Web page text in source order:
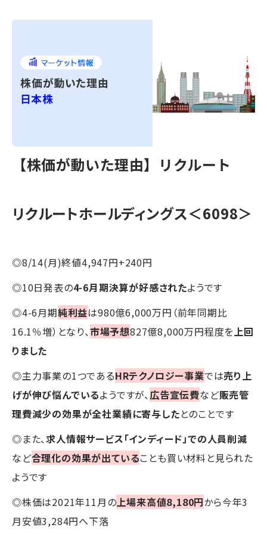
【株価が動いた理由】リクルート
リクルートホールディングス＜6098＞
◎8/14(月)終値4,947円+240円
◎10日発表の4-6月期決算が好感されたようです
◎4-6月期純利益は980億6,000万円（前年同期比
16.1％増）となり、市場予想827億8,000万円程度を 上回
りました
◎主力事業の1つであるHRテクノロジー事業では売り上
げが伸び悩んでいるようですが、 広告宣伝費など販売管
理費減少の効果が全社業績に寄与したとのことです
◎また、求人情報サービス「インディード」での人員削減
など合理化の効果が出ていることも買い材料と見られた
ようです
◎株価は2021年11月の 上場来高値8,180円から今年3
月安値3,284円へ下落